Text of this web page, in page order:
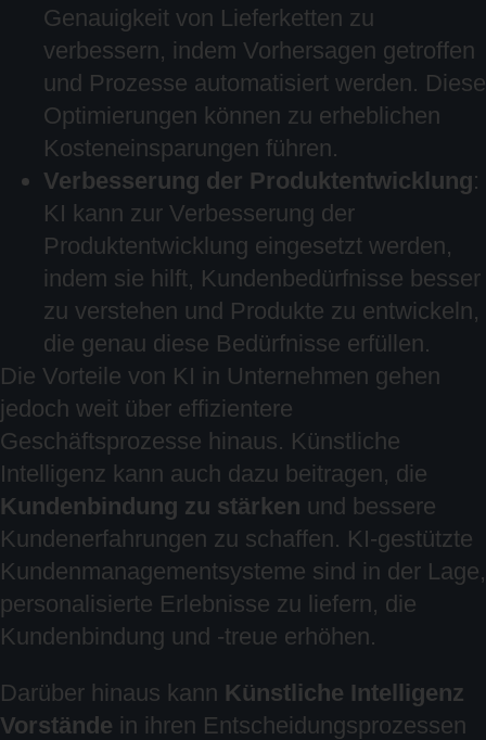
Genauigkeit von Lieferketten zu
verbessern, indem Vorhersagen getroffen
und Prozesse automatisiert werden. Diese
Optimierungen können zu erheblichen
Kosteneinsparungen führen.
Verbesserung der Produktentwicklung:
KI kann zur Verbesserung der
Produktentwicklung eingesetzt werden,
indem sie hilft, Kundenbedürfnisse besser
zu verstehen und Produkte zu entwickeln,
die genau diese Bedürfnisse erfüllen.
Die Vorteile von KI in Unternehmen gehen
jedoch weit über effizientere
Geschäftsprozesse hinaus. Künstliche
Intelligenz kann auch dazu beitragen, die
Kundenbindung zu stärken und bessere
Kundenerfahrungen zu schaffen. KI-gestützte
Kundenmanagementsysteme sind in der Lage,
personalisierte Erlebnisse zu liefern, die
Kundenbindung und -treue erhöhen.
Darüber hinaus kann Künstliche Intelligenz
Vorstände in ihren Entscheidungsprozessen